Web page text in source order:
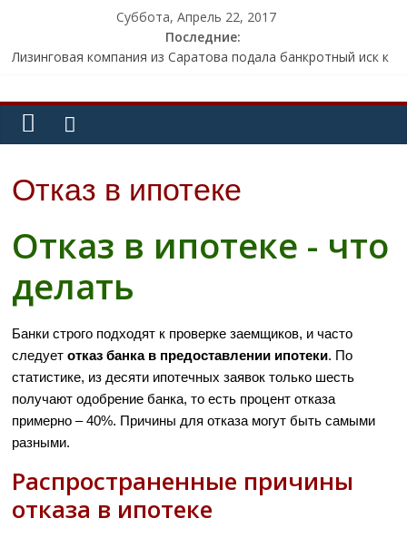
Суббота, Апрель 22, 2017
Последние:
Лизинговая компания из Саратова подала банкротный иск к
рубля
Бизнес-омбудсмен предложил выдавать ипотеку под 5% для
Суд в США приговорил сына депутата Госдумы к 27 годам за
кибермошенничество
долларов
Отказ в ипотеке
Отказ в ипотеке - что
делать
Банки строго подходят к проверке заемщиков, и часто
следуетотказ банка в предоставлении ипотеки. По
статистике, из десяти ипотечных заявок только шесть
получают одобрение банка, то есть процент отказа
примерно – 40%. Причины для отказа могут быть самыми
разными.
Распространенные причины
отказа в ипотеке